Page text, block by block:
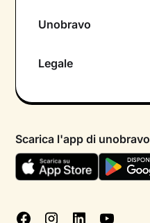
Unobravo
Psicologo in chat
Aiuto urgente
FAQ
Legale
Termini e condizioni
Informativa Privacy
Scarica l'app di unobravo